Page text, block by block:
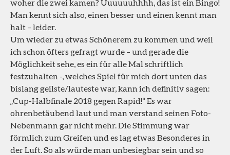
woher die zwei kamen? Uuuuuuhhhh, das ist ein Bingo!
Man kennt sich also, einen besser und einen kennt man
halt – leider.
Um wieder zu etwas Schönerem zu kommen und weil
ich schon öfters gefragt wurde – und gerade die
Möglichkeit sehe, es ein für alle Mal schriftlich
festzuhalten -, welches Spiel für mich dort unten das
bislang geilste/lauteste war, kann ich definitiv sagen:
„Cup-Halbfinale 2018 gegen Rapid!“ Es war
ohrenbetäubend laut und man verstand seinen Foto-
Nebenmann gar nicht mehr. Die Stimmung war
förmlich zum Greifen und es lag etwas Besonderes in
der Luft. So als würde man unbesiegbar sein und so